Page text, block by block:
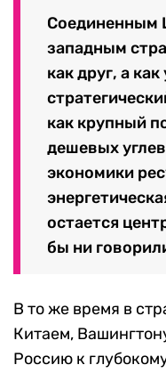
Соединенным
западным
как друг, а
как крупный
дешевых
экономики
остается
бы ни
В то же время в
Китаем,
Россию к